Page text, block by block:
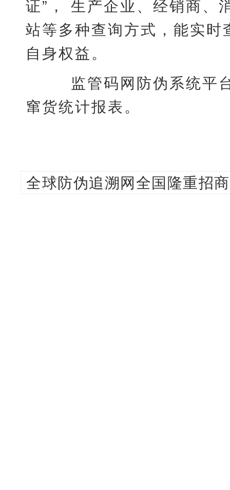
证”， 生产企业、经销商、
站等多种查询方式，能实
自身权益。
监管码网防伪系统平台
窜货统计报表。
全球防伪追溯网全国隆重招商